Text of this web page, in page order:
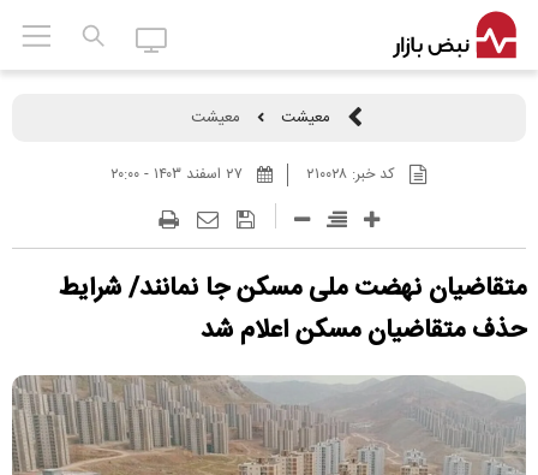
معیشت معیشت
کد خبر:۲۱۰۰۲۸ ۲۷ اسفند ۱۴۰۳ - ۲۰:۰۰
متقاضیان نهضت ملی مسکن جا نمانند/ شرایط
حذف متقاضیان مسکن اعلام شد